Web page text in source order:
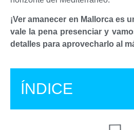
¡Ver amanecer en Mallorca es
vale la pena presenciar y
detalles para aprovecharlo al
ÍNDICE